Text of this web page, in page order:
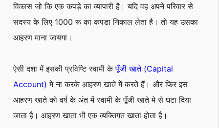
विकास जो कि एक कपड़े का व्यापारी है। यदि वह अपने परिवार से
सदस्य के लिए 1000 रू का कपडा निकाल लेता है। तो यह उसका
आहरण माना जायगा।
ऐसी दशा में इसकी प्रविष्टि स्वामी केपूँजी खाते (Capital
Account) मे ना करके आहरण खाते में करते हैं। और फिर इस
आहरण खाते को वर्ष के अंत में स्वामी के पूँजी खाते मे से घटा दिया
जाता है। आहरण खाता भी एक व्यक्तिगत खाता होता है।